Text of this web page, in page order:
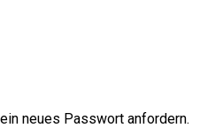
neues Passwort anfordern.